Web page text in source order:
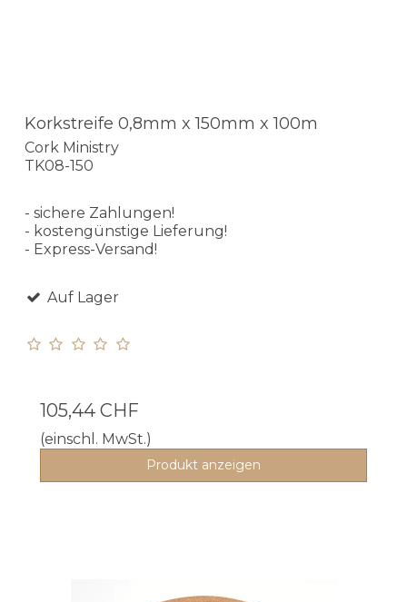
Korkstreife 0,8mm x 150mm x 100m
Cork Ministry
TK08-150
- sichere Zahlungen!
- kostengünstige Lieferung!
- Express-Versand!
Auf Lager
105,44 CHF
(einschl. MwSt.)
Produkt anzeigen